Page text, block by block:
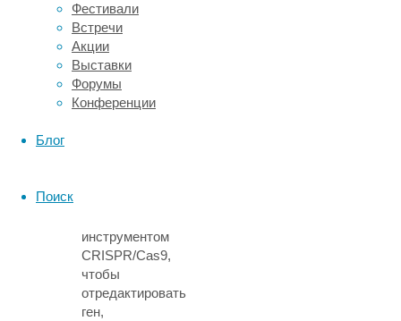
Фестивали
Встречи
Акции
Выставки
Форумы
Конференции
Блог
Поиск
американской
компании
Acceligen
(дочернее
предприятие
компании
инструментом
CRISPR/Cas9,
чтобы
отредактировать
ген,